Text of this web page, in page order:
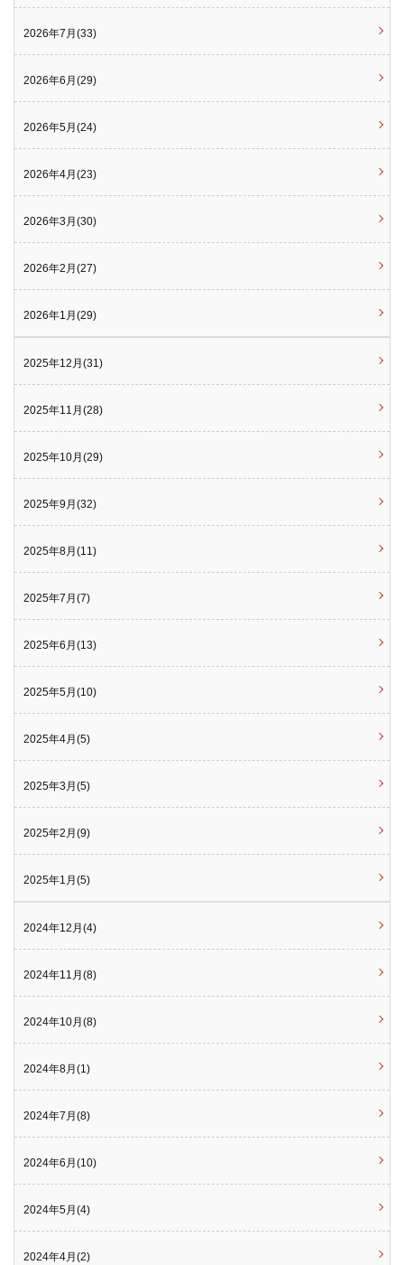
2026年7月(33)
2026年6月(29)
2026年5月(24)
2026年4月(23)
2026年3月(30)
2026年2月(27)
2026年1月(29)
2025年12月(31)
2025年11月(28)
2025年10月(29)
2025年9月(32)
2025年8月(11)
2025年7月(7)
2025年6月(13)
2025年5月(10)
2025年4月(5)
2025年3月(5)
2025年2月(9)
2025年1月(5)
2024年12月(4)
2024年11月(8)
2024年10月(8)
2024年8月(1)
2024年7月(8)
2024年6月(10)
2024年5月(4)
2024年4月(2)